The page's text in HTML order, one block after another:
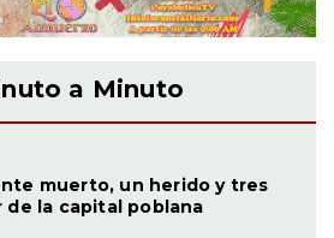
a Minuto
muerto, un herido y tres
de la capital poblana